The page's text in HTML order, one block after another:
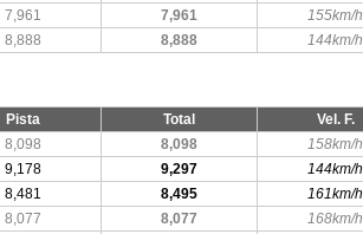
7,961 7,961 155km/h
8,888 8,888 144km/h
Pista Total Vel. F.
8,098 8,098 158km/h
9,178 9,297 144km/h
8,481 8,495 161km/h
8,077 8,077 168km/h